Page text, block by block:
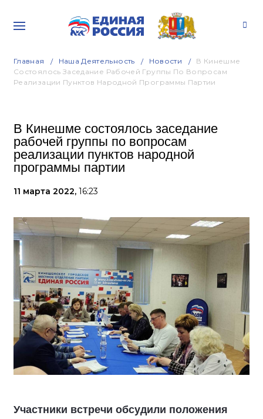
Главная Наша Деятельность Новости
В Кинешме
Состоялось Заседание Рабочей Группы По Вопросам
Реализации Пунктов Народной Программы Партии
В Кинешме состоялось заседание
рабочей группы по вопросам
реализации пунктов народной
программы партии
11 марта 2022, 16:23
Участники встречи обсудили положения